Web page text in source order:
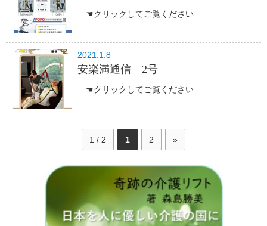
☚クリックしてご覧ください
2021.1.8
安楽満通信 2号
☚クリックしてご覧ください
1 / 2 1 2 »